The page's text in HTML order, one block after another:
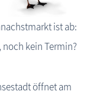
Weihnachtsmarkt
ist ab:
noch kein Termin?
öffnet am